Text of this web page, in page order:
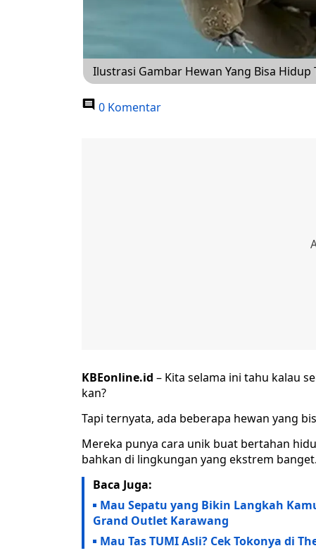
Ilustrasi Gambar Hewan Yang Bisa Hidup
0 Komentar
KBEonline.id – Kita selama ini tahu kalau
kan?
Tapi ternyata, ada beberapa hewan yang
Mereka punya cara unik buat bertahan
bahkan di lingkungan yang ekstrem banget.
Baca Juga:
Mau Sepatu yang Bikin Langkah
Grand Outlet Karawang
Mau Tas TUMI Asli? Cek Tokonya di